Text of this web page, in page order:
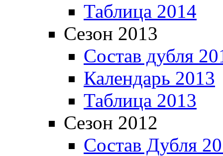
Таблица 2014
Сезон 2013
Состав дубля
Календарь 2013
Таблица 2013
Сезон 2012
Состав Дубля